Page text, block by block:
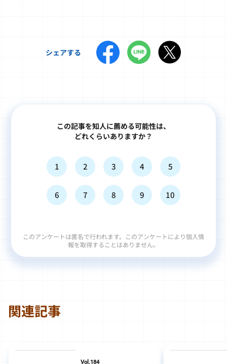
シェアする
この記事を知人に薦める可能性は、
どれくらいありますか？
1 2 3 4 5
6 7 8 9 10
このアンケートは匿名で行われます。このアンケートにより個人情
報を取得することはありません。
関連記事
Vol.184